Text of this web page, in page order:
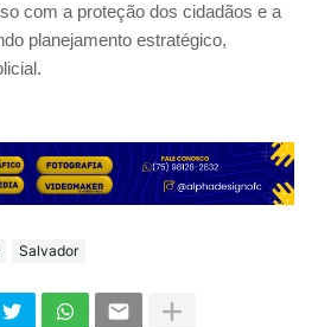
com a proteção dos cidadãos e a
planejamento estratégico,
Salvador